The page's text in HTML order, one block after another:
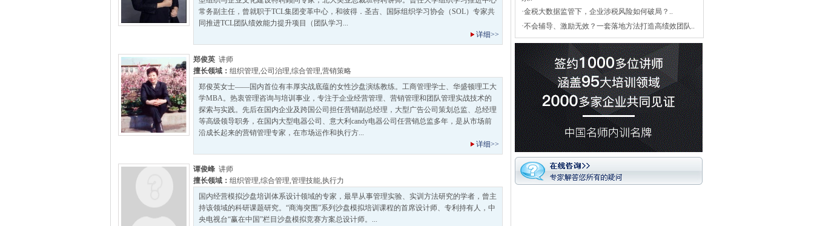
常务副主任，曾就职于TCL集团变革中心，和彼得．圣吉、国际组织学习协会（SOL）专家共
同推进TCL团队绩效能力提升项目（团队学习...
详细>>
郑俊英 讲师
擅长领域： 组织管理,公司治理,综合管理,营销策略
郑俊英女士——国内首位有丰厚实战底蕴的女性沙盘演练教练。工商管理学士、华盛顿理工大
学MBA。热衷管理咨询与培训事业，专注于企业经营管理、营销管理和团队管理实战技术的
探索与实践。先后在国内企业及跨国公司担任营销副总经理，大型广告公司策划总监、总经理
等高级领导职务，在国内大型电器公司、意大利candy电器公司任营销总监多年，是从市场前
沿成长起来的营销管理专家，在市场运作和执行方...
详细>>
谭俊峰 讲师
擅长领域： 组织管理,综合管理,管理技能,执行力
国内经营模拟沙盘培训体系设计领域的专家，最早从事管理实验、实训方法研究的学者，曾主
持该领域的科研课题研究。“商海突围”系列沙盘模拟培训课程的首席设计师、专利持有人，中
央电视台“赢在中国”栏目沙盘模拟竞赛方案总设计师。...
·金税大数据监管下，企业涉税风险如何破局？..
·不会辅导、激励无效？一套落地方法打造高绩效团队..